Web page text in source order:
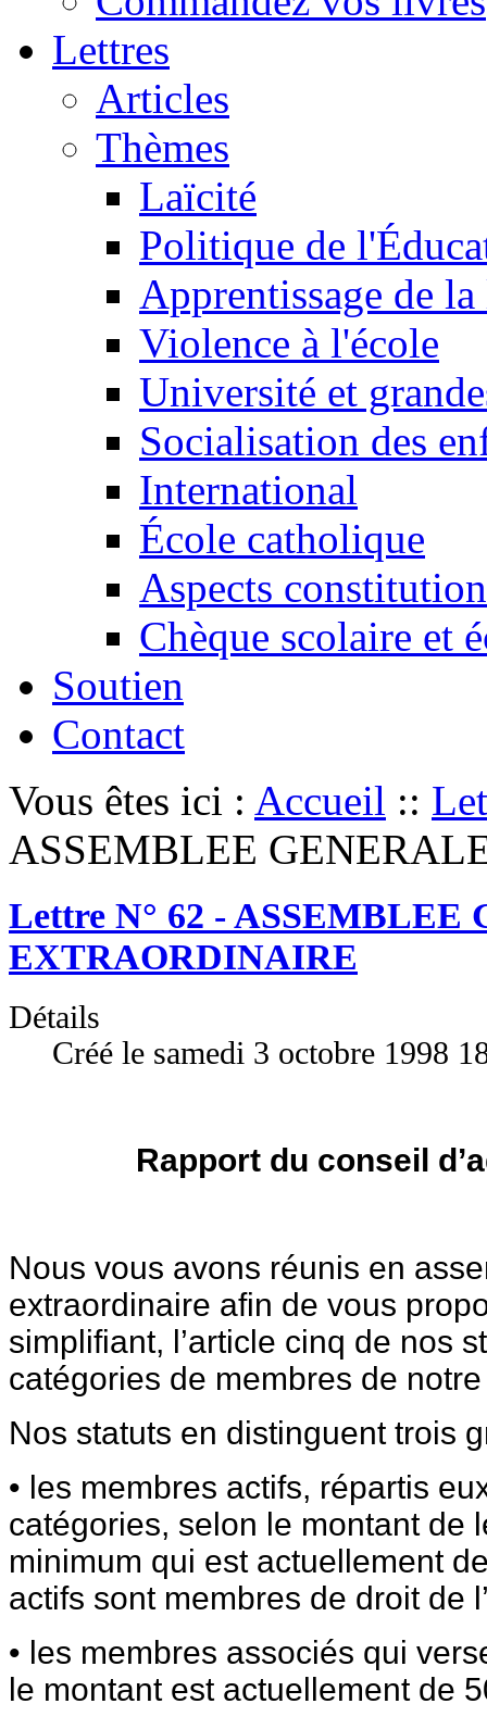
Lettres
Articles
Thèmes
Laïcité
Politique de
Apprentissage de
Violence à l'école
Université et
Socialisation des
International
École catholique
Aspects
Chèque scolaire et
Soutien
Contact
Vous êtes ici : Accueil ::
ASSEMBLEE
Lettre N° 62 - ASSEMBLEE
EXTRAORDINAIRE
Détails
Créé le samedi 3 octobre 1998
Rapport du conseil
Nous vous avons réunis en
extraordinaire afin de vous
simplifiant, l’article cinq de nos
catégories de membres de
Nos statuts en distinguent trois
• les membres actifs, répartis
catégories, selon le montant de
minimum qui est actuellement
actifs sont membres de droit de
• les membres associés qui
le montant est actuellement de